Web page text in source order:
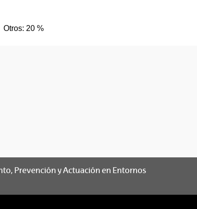
Otros: 20 %
Prevención y Actuación en Entornos